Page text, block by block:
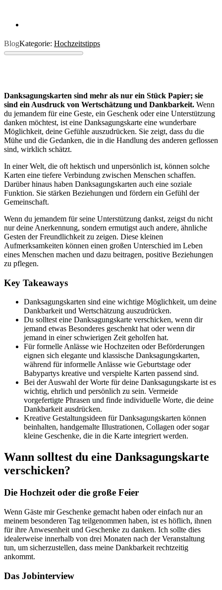
BlogKategorie: Hochzeitstipps
Danksagungskarten sind mehr als nur ein Stück Papier; sie
sind ein Ausdruck von Wertschätzung und Dankbarkeit. Wenn
du jemandem für eine Geste, ein Geschenk oder eine Unterstützung
danken möchtest, ist eine Danksagungskarte eine wunderbare
Möglichkeit, deine Gefühle auszudrücken. Sie zeigt, dass du die
Mühe und die Gedanken, die in die Handlung des anderen geflossen
sind, wirklich schätzt.
In einer Welt, die oft hektisch und unpersönlich ist, können solche
Karten eine tiefere Verbindung zwischen Menschen schaffen.
Darüber hinaus haben Danksagungskarten auch eine soziale
Funktion. Sie stärken Beziehungen und fördern ein Gefühl der
Gemeinschaft.
Wenn du jemandem für seine Unterstützung dankst, zeigst du nicht
nur deine Anerkennung, sondern ermutigst auch andere, ähnliche
Gesten der Freundlichkeit zu zeigen. Diese kleinen
Aufmerksamkeiten können einen großen Unterschied im Leben
eines Menschen machen und dazu beitragen, positive Beziehungen
zu pflegen.
Key Takeaways
Danksagungskarten sind eine wichtige Möglichkeit, um deine
Dankbarkeit und Wertschätzung auszudrücken.
Du solltest eine Danksagungskarte verschicken, wenn dir
jemand etwas Besonderes geschenkt hat oder wenn dir
jemand in einer schwierigen Zeit geholfen hat.
Für formelle Anlässe wie Hochzeiten oder Beförderungen
eignen sich elegante und klassische Danksagungskarten,
während für informelle Anlässe wie Geburtstage oder
Babypartys kreative und verspielte Karten passend sind.
Bei der Auswahl der Worte für deine Danksagungskarte ist es
wichtig, ehrlich und persönlich zu sein. Vermeide
vorgefertigte Phrasen und finde individuelle Worte, die deine
Dankbarkeit ausdrücken.
Kreative Gestaltungsideen für Danksagungskarten können
beinhalten, handgemalte Illustrationen, Collagen oder sogar
kleine Geschenke, die in die Karte integriert werden.
Wann solltest du eine Danksagungskarte
verschicken?
Die Hochzeit oder die große Feier
Wenn Gäste mir Geschenke gemacht haben oder einfach nur an
meinem besonderen Tag teilgenommen haben, ist es höflich, ihnen
für ihre Anwesenheit und Geschenke zu danken. Ich sollte dies
idealerweise innerhalb von drei Monaten nach der Veranstaltung
tun, um sicherzustellen, dass meine Dankbarkeit rechtzeitig
ankommt.
Das Jobinterview